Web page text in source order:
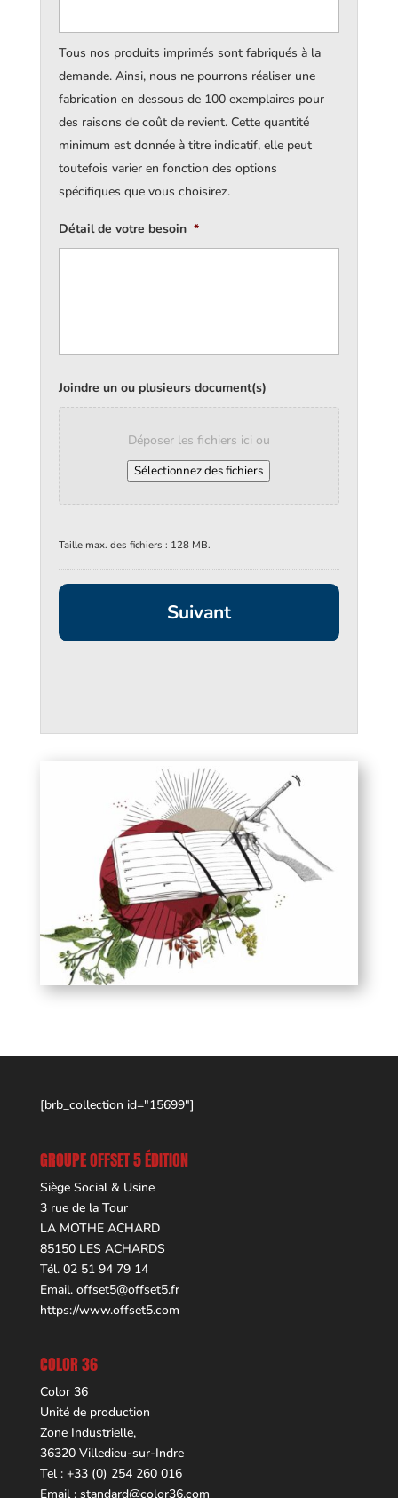
Tous nos produits imprimés sont fabriqués à la
demande. Ainsi, nous ne pourrons réaliser une
fabrication en dessous de 100 exemplaires pour
des raisons de coût de revient. Cette quantité
minimum est donnée à titre indicatif, elle peut
toutefois varier en fonction des options
spécifiques que vous choisirez.
Détail de votre besoin *
Joindre un ou plusieurs document(s)
Déposer les fichiers ici ou
Sélectionnez des fichiers
Taille max. des fichiers : 128 MB.
[brb_collection id="15699"]
GROUPE OFFSET 5 ÉDITION
Siège Social & Usine
3 rue de la Tour
LA MOTHE ACHARD
85150 LES ACHARDS
Tél. 02 51 94 79 14
Email. offset5@offset5.fr
https://www.offset5.com
COLOR 36
Color 36
Unité de production
Zone Industrielle,
36320 Villedieu-sur-Indre
Tel : +33 (0) 254 260 016
Email : standard@color36.com